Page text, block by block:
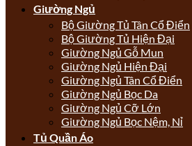
Giường Ngủ
Bộ Giường Tủ Tân Cổ Điển
Bộ Giường Tủ Hiện Đại
Giường Ngủ Gỗ Mun
Giường Ngủ Hiện Đại
Giường Ngủ Tân Cổ Điển
Giường Ngủ Bọc Da
Giường Ngủ Cỡ Lớn
Giường Ngủ Bọc Nệm, Nỉ
Tủ Quần Áo